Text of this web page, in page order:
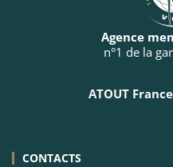
Agence
n°1 de la
ATOUT France
CONTACTS